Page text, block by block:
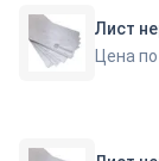
Лист
Цена